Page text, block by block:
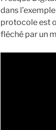
dans
protocole est
fléché par un